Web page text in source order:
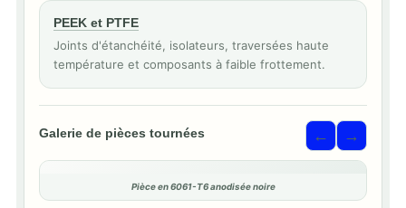
PEEK et PTFE
Joints d'étanchéité, isolateurs, traversées haute
température et composants à faible frottement.
Galerie de pièces tournées ← →
Pièce en 6061-T6 anodisée noire